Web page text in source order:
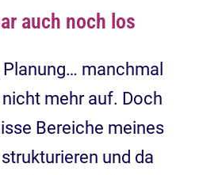
auch noch los
manchmal
mehr auf. Doch
Bereiche meines
und da